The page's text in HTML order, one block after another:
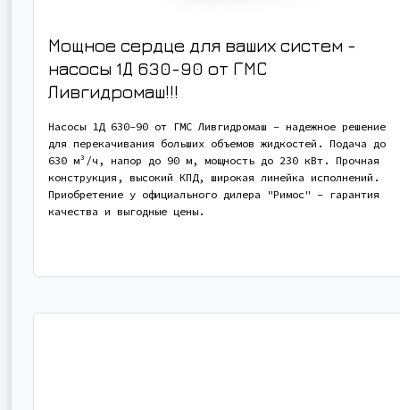
Мощное сердце для ваших систем -
насосы 1Д 630-90 от ГМС
Ливгидромаш!!!
Насосы 1Д 630-90 от ГМС Ливгидромаш - надежное решение
для перекачивания больших объемов жидкостей. Подача до
630 м³/ч, напор до 90 м, мощность до 230 кВт. Прочная
конструкция, высокий КПД, широкая линейка исполнений.
Приобретение у официального дилера "Римос" - гарантия
качества и выгодные цены.